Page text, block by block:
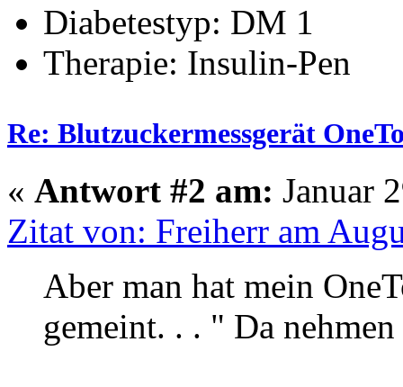
Diabetestyp: DM 1
Therapie: Insulin-Pen
Re: Blutzuckermessgerät
« Antwort #2 am: Januar
Zitat von: Freiherr am
Aber man hat mein
gemeint. . . " Da